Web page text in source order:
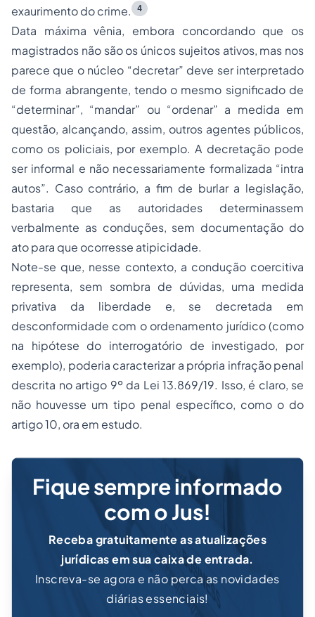
exaurimento do crime.
4
Data máxima vênia, embora concordando que os
magistrados não são os únicos sujeitos ativos, mas nos
parece que o núcleo “decretar” deve ser interpretado
de forma abrangente, tendo o mesmo significado de
“determinar”, “mandar” ou “ordenar” a medida em
questão, alcançando, assim, outros agentes públicos,
como os policiais, por exemplo. A decretação pode
ser informal e não necessariamente formalizada “intra
autos”. Caso contrário, a fim de burlar a legislação,
bastaria que as autoridades determinassem
verbalmente as conduções, sem documentação do
ato para que ocorresse atipicidade.
Note-se que, nesse contexto, a condução coercitiva
representa, sem sombra de dúvidas, uma medida
privativa da liberdade e, se decretada em
desconformidade com o ordenamento jurídico (como
na hipótese do interrogatório de investigado, por
exemplo), poderia caracterizar a própria infração penal
descrita no artigo 9º da Lei 13.869/19. Isso, é claro, se
não houvesse um tipo penal específico, como o do
artigo 10, ora em estudo.
Fique sempre informado
com o Jus!
Receba gratuitamente as atualizações
jurídicas em sua caixa de entrada.
Inscreva-se agora e não perca as novidades
diárias essenciais!